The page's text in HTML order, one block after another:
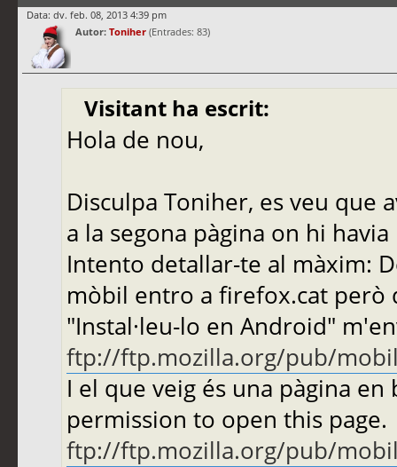
Data: dv. feb. 08, 2013 4:39 pm
Autor: Toniher (Entrades: 83)
Visitant ha escrit:
Hola de nou,
Disculpa Toniher, es veu que
a la segona pàgina on hi
Intento detallar-te al màxim:
mòbil entro a firefox.cat però
"Instal·leu-lo en Android"
ftp://ftp.mozilla.org/pub/
I el que veig és una pàgina
permission to open this page.
ftp://ftp.mozilla.org/pub/